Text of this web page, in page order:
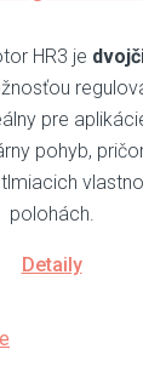
HR3 je
pre
pohyb,
polohách.
Detaily